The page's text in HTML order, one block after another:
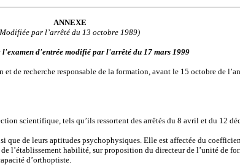
ANNEXE
par l’arrêté du 13 octobre 1989)
l'examen d'entrée modifié par l'arrêté du 17 mars 1999
de recherche responsable de la formation, avant le 15 octobre de
scientifique, tels qu’ils ressortent des arrêtés du 8 avril et du 12
que de leurs aptitudes psychophysiques. Elle est affectée du
l’établissement habilité, sur proposition du directeur de l’unité de
d’orthoptiste.